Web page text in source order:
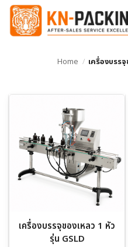
ข้าม
ยัง
Home / เครื่องบรร
เครื่องบรรจุของเหลว 1 หัว
รุ่น GSLD